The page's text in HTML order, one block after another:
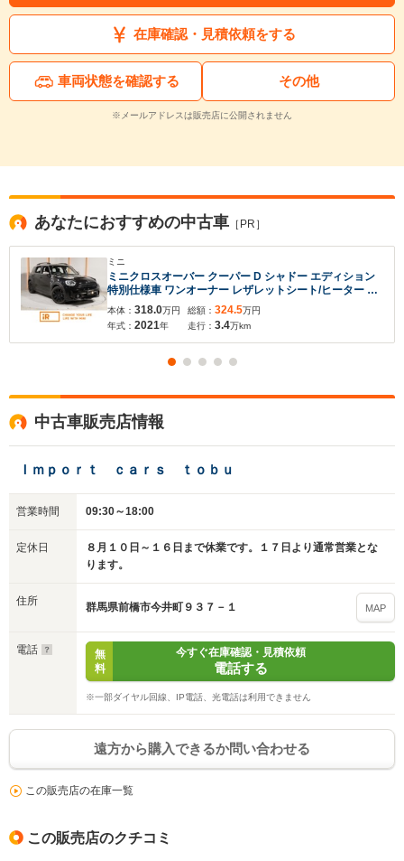
在庫確認・見積依頼をする
車両状態を確認する その他
※メールアドレスは販売店に公開されません
あなたにおすすめの中古車 ［PR］
ミニ
ミニクロスオーバー クーパー D シャドー エディション
特別仕様車 ワンオーナー レザレットシート/ヒーター ア
クティブクルコン バックカメラ 前後障害物センサー パ
ーキングアシスト ドライビングモード 純正ナビ ETC2.0
整備付
本体： 318.0万円
年式： 2021年
総額： 324.5万円
走行： 3.4万km
中古車販売店情報
Ｉｍｐｏｒｔ ｃａｒｓ ｔｏｂｕ
営業時間 09:30～18:00
定休日
８月１０日～１６日まで休業です。１７日より通常営業とな
ります。
住所 群馬県前橋市今井町９３７－１ MAP
電話
無
料
今すぐ在庫確認・見積依頼
電話する
※一部ダイヤル回線、IP電話、光電話は利用できません
遠方から購入できるか問い合わせる
この販売店の在庫一覧
この販売店のクチコミ